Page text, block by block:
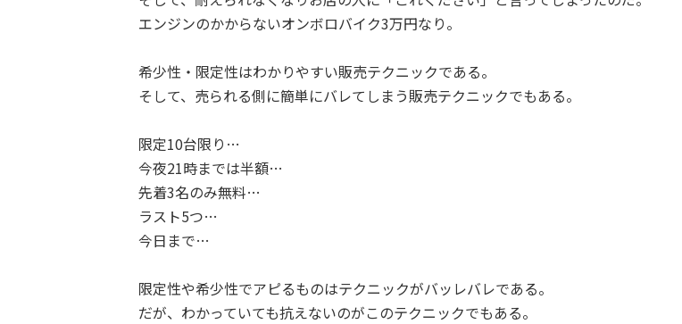
エンジンのかからないオンボロバイク3万円なり。
希少性・限定性はわかりやすい販売テクニックである。
そして、売られる側に簡単にバレてしまう販売テクニックでもある。
限定10台限り…
今夜21時までは半額…
先着3名のみ無料…
ラスト5つ…
今日まで…
限定性や希少性でアピるものはテクニックがバッレバレである。
だが、わかっていても抗えないのがこのテクニックでもある。